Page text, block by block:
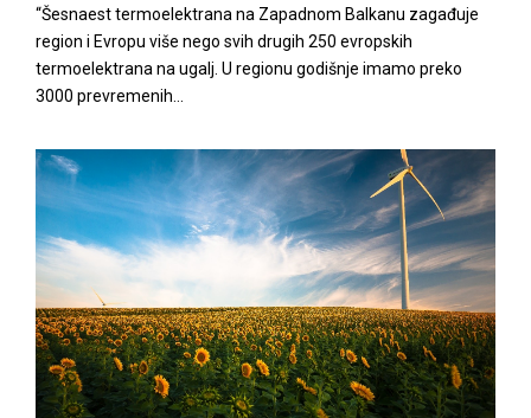
“Šesnaest termoelektrana na Zapadnom Balkanu zagađuje
region i Evropu više nego svih drugih 250 evropskih
termoelektrana na ugalj. U regionu godišnje imamo preko
3000 prevremenih...